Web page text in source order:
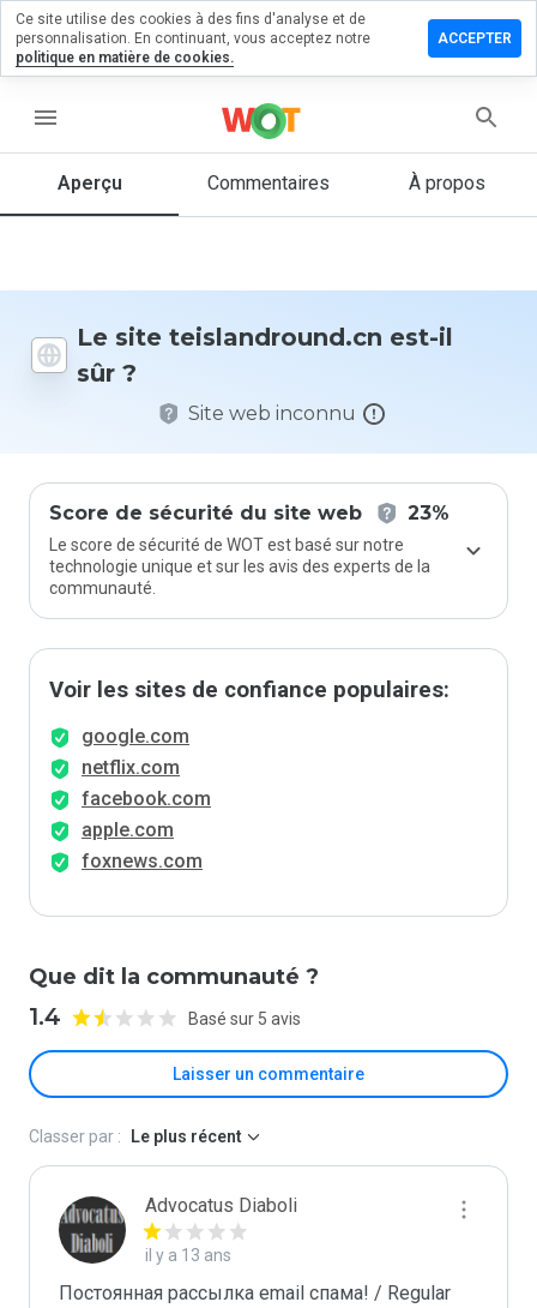
menu
Aperçu Commentaires À propos
Le site teislandround.cn est-il
sûr ?
Site web inconnu
Score de sécurité du site web 23%
Le score de sécurité de WOT est basé sur notre
technologie unique et sur les avis des experts de la
communauté.
Voir les sites de confiance populaires:
google.com
netflix.com
facebook.com
apple.com
foxnews.com
Que dit la communauté ?
1.4 Basé sur 5 avis
Laisser un commentaire
un
1 et 5
vous à ce
site ?
Classer par : Le plus récent
Advocatus Diaboli
il y a 13 ans
Постоянная рассылка email спама! / Regular
Ce site utilise des cookies à des fins d'analyse et de
personnalisation. En continuant, vous acceptez notre
politique en matière de cookies.
ACCEPTER